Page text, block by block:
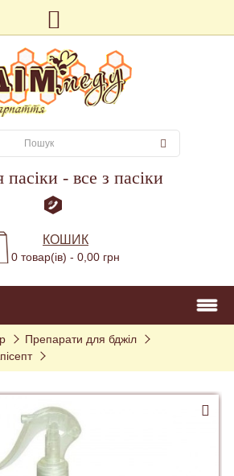
пасіки - все з пасіки
КОШИК
0 товар(ів) - 0,00 грн
Препарати для бджіл